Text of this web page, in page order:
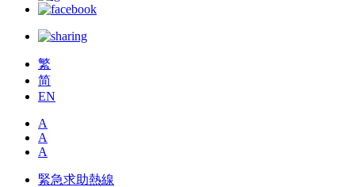
繁
简
EN
A
A
A
緊急求助熱線